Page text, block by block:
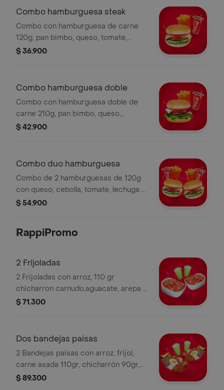
Combo hamburguesa steak
Combo con hamburguesa de carne
120g, pan bimbo, queso, tomate,
cebolla grillé, lechuga, papas a la
$ 36.900
Combo hamburguesa doble
Combo con hamburguesa doble de
carne 210g, pan bimbo, queso,
tomate, cebolla grillé, lechuga, papas
$ 42.900
Combo duo hamburguesa
Combo de 2 hamburguesas de 120g
con queso, cebolla, tomate, lechuga y
pan, acompañado de papas francesas
$ 54.900
RappiPromo
2 Frijoladas
2 Frijoladas con arroz, 110 gr
chicharron carnudo,aguacate, arepa y
2 limonadas gratis.
$ 71.300
Dos bandejas paisas
2 Bandejas paisas con arroz, frijol,
carne asada 110gr, chicharrón 90gr,
chorizo, maduro, aguacate, arepa 2
$ 89.300